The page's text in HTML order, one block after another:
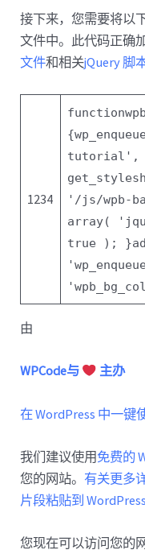
接下来，您需要将以
文件中。此代码正确
文件和相关jQuery 脚本
1234
function
{
tutorial' ,
'/js/wpb-
array(
true );
}
由
WPCode与 主办
在 WordPress 中一键
我们建议使用免费的
您的网站。 有关更多
片段粘贴到
您现在可以访问您的